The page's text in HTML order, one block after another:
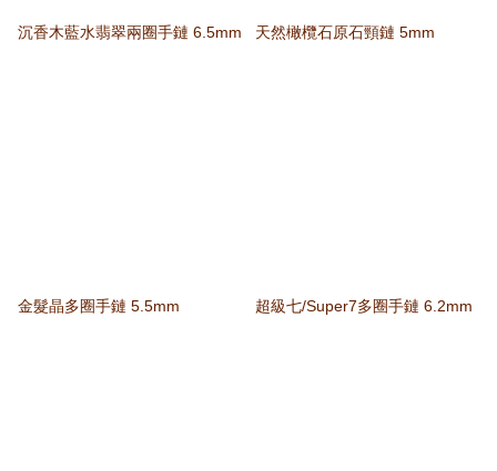
沉香木藍水翡翠兩圈手鏈 6.5mm 天然橄欖石原石頸鏈 5mm
金髮晶多圈手鏈 5.5mm 超級七/Super7多圈手鏈 6.2mm